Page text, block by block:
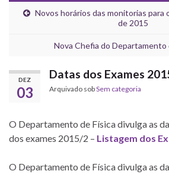
Novos horários das monitorias para
de 2015
Nova Chefia do Departamento
DEZ
03
Datas dos Exames
Arquivado sobSem categoria
O Departamento de Física divulga as
dos exames 2015/2 – Listagem dos
O Departamento de Física divulga as